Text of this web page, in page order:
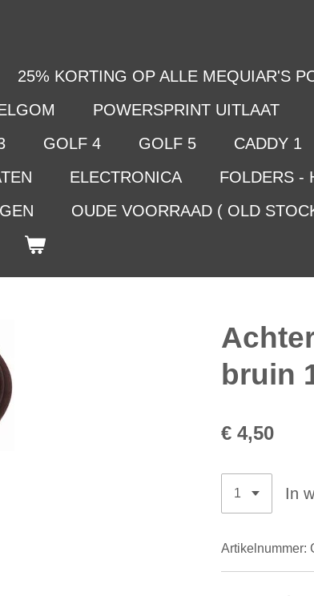
25% KORTING OP ALLE MEQUIAR'S
POWERSPRINT UITLAAT
GOLF 4 GOLF 5 CADDY 1
ELECTRONICA FOLDERS -
OUDE VOORRAAD ( OLD
bruin
€ 4,50
In
Artikelnummer: